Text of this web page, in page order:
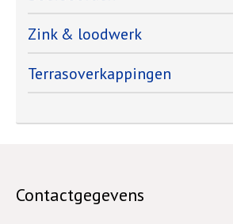
Zink & loodwerk
Terrasoverkappingen
Contactgegevens